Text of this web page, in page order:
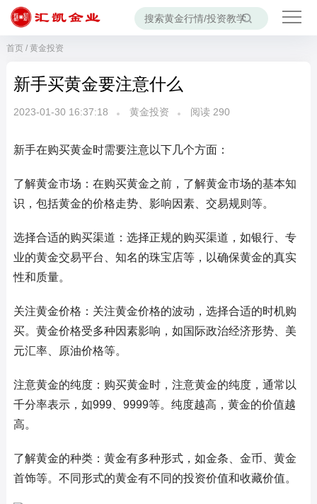
首页/ 黄金投资
新手买黄金要注意什么
2023-01-30 16:37:18 黄金投资 阅读 290
新手在购买黄金时需要注意以下几个方面：
了解黄金市场：在购买黄金之前，了解黄金市场的基本知
识，包括黄金的价格走势、影响因素、交易规则等。
选择合适的购买渠道：选择正规的购买渠道，如银行、专
业的黄金交易平台、知名的珠宝店等，以确保黄金的真实
性和质量。
关注黄金价格：关注黄金价格的波动，选择合适的时机购
买。黄金价格受多种因素影响，如国际政治经济形势、美
元汇率、原油价格等。
注意黄金的纯度：购买黄金时，注意黄金的纯度，通常以
千分率表示，如999、9999等。纯度越高，黄金的价值越
高。
了解黄金的种类：黄金有多种形式，如金条、金币、黄金
首饰等。不同形式的黄金有不同的投资价值和收藏价值。